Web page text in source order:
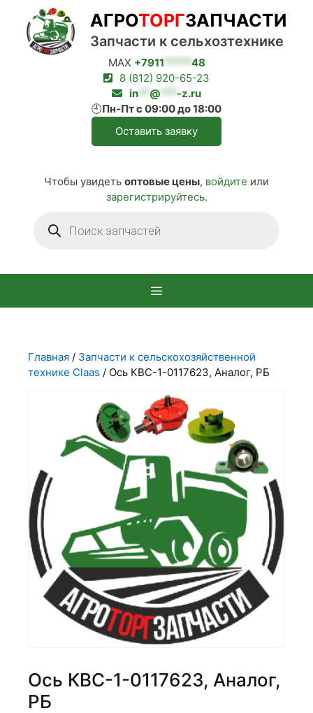
Перейти
содержимому
MAX +7911 ***** 48
8 (812) 920-65-23
in
@ *** -z.ru
🕘Пн-Пт с 09:00 до 18:00
Оставить заявку
Чтобы увидеть оптовые цены, войдите или
зарегистрируйтесь.
товаров
АГРОТОРГЗАПЧАСТИ
Запчасти к сельхозтехнике
Главная / Запчасти к сельскохозяйственной
технике Claas / Ось КВС-1-0117623, Аналог, РБ
Ось КВС-1-0117623, Аналог,
РБ